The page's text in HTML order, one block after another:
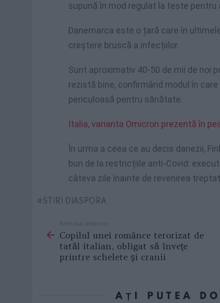
supună în mod regulat la teste
Danemarca este o țară care în
creștere bruscă a infecțiilor.
Sunt aproximativ 40-50 de mii de noi
rezistă bine, confirmând modul în
periculoasă pentru sănătate.
Italia, varianta Omicron prezentă în
În urma a ceea ce au decis danezii,
bun de la restricțiile anti-Covid:
câteva zile înainte de revenirea
STIRI DIASPORA
more
Articolul anterior
Copilul unei românce terorizat de
tatăl italian, obligat să înveţe
printre schelete şi cranii
AȚI PUTEA